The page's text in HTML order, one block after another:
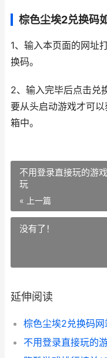
棕色尘埃2兑换码
1、输入本页面的网址
换码。
2、输入完毕后点击兑
要从头启动游戏才可
箱中。
不用登录直接玩的游
玩
« 上一篇
没有了！
延伸阅读